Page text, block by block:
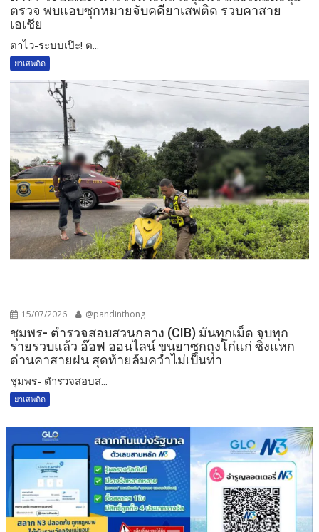
ตรวจ พบแอบซุกหมายจับคดียาเสพติด รวบคาสาย
เอเชีย
ตาไว-ระบบเป๊ะ! ต...
ยาเสพติด
15/07/2026 @pandinthong
ชุมพร- ตำรวจสอบสวนกลาง (CIB) มันทุกเม็ด จบทุก
รายรวบแล้ว อ๊อฟ ออนไลน์ ขนยาซุกถุงโก๋แก่ ซิ่งแหก
ด่านคาสายฝน สุดท้ายล้มคว่ำไม่เป็นท่า
ชุมพร- ตำรวจสอบส...
ยาเสพติด